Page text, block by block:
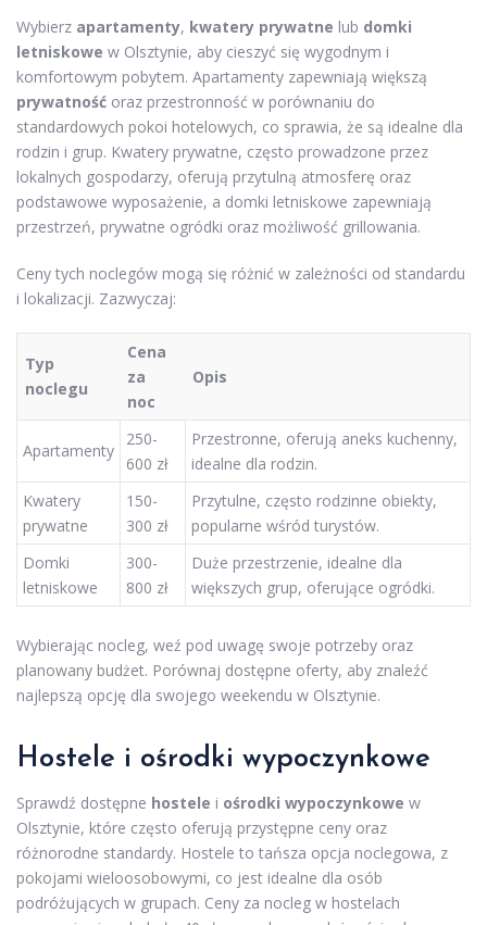
Wybierz apartamenty, kwatery prywatne lub domki
letniskowe w Olsztynie, aby cieszyć się wygodnym i
komfortowym pobytem. Apartamenty zapewniają większą
prywatność oraz przestronność w porównaniu do
standardowych pokoi hotelowych, co sprawia, że są idealne dla
rodzin i grup. Kwatery prywatne, często prowadzone przez
lokalnych gospodarzy, oferują przytulną atmosferę oraz
podstawowe wyposażenie, a domki letniskowe zapewniają
przestrzeń, prywatne ogródki oraz możliwość grillowania.
Ceny tych noclegów mogą się różnić w zależności od standardu
i lokalizacji. Zazwyczaj:
Typ
noclegu
Cena
za
noc
Opis
Apartamenty
250-
600 zł
Przestronne, oferują aneks kuchenny,
idealne dla rodzin.
Kwatery
prywatne
150-
300 zł
Przytulne, często rodzinne obiekty,
popularne wśród turystów.
Domki
letniskowe
300-
800 zł
Duże przestrzenie, idealne dla
większych grup, oferujące ogródki.
Wybierając nocleg, weź pod uwagę swoje potrzeby oraz
planowany budżet. Porównaj dostępne oferty, aby znaleźć
najlepszą opcję dla swojego weekendu w Olsztynie.
Hostele i ośrodki wypoczynkowe
Sprawdź dostępne hostele i ośrodki wypoczynkowe w
Olsztynie, które często oferują przystępne ceny oraz
różnorodne standardy. Hostele to tańsza opcja noclegowa, z
pokojami wieloosobowymi, co jest idealne dla osób
podróżujących w grupach. Ceny za nocleg w hostelach